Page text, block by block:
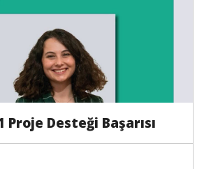
Proje Desteği Başarısı